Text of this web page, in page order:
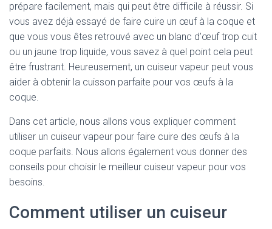
prépare facilement, mais qui peut être difficile à réussir. Si
vous avez déjà essayé de faire cuire un œuf à la coque et
que vous vous êtes retrouvé avec un blanc d’œuf trop cuit
ou un jaune trop liquide, vous savez à quel point cela peut
être frustrant. Heureusement, un cuiseur vapeur peut vous
aider à obtenir la cuisson parfaite pour vos œufs à la
coque.
Dans cet article, nous allons vous expliquer comment
utiliser un cuiseur vapeur pour faire cuire des œufs à la
coque parfaits. Nous allons également vous donner des
conseils pour choisir le meilleur cuiseur vapeur pour vos
besoins.
Comment utiliser un cuiseur